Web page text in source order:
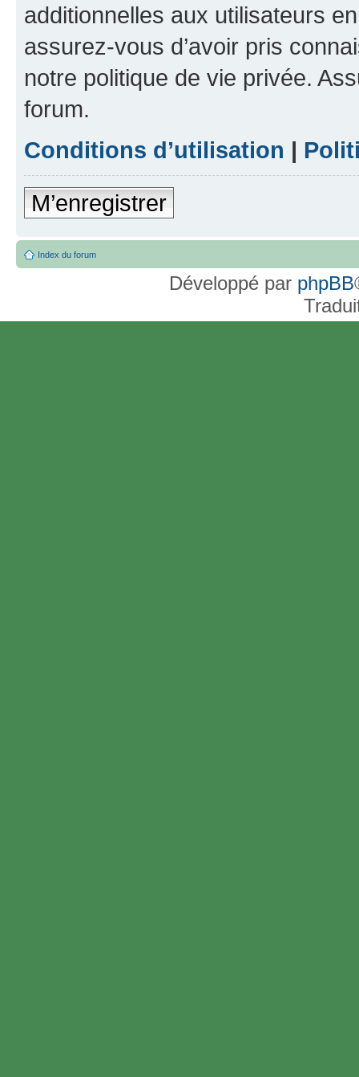
additionnelles aux utilisateurs
assurez-vous d’avoir pris
notre politique de vie privée.
forum.
Conditions d’utilisation |
M’enregistrer
Index du forum
Développé par phpBB